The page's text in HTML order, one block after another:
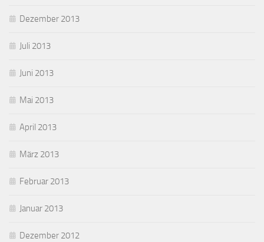
Dezember 2013
Juli 2013
Juni 2013
Mai 2013
April 2013
März 2013
Februar 2013
Januar 2013
Dezember 2012